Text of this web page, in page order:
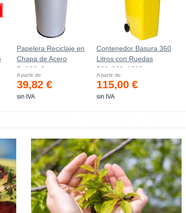
Papelera Reciclaje en
Chapa de Acero
Ref.90-C
A partir de
39,82 €
sin IVA
Contenedor Basura 360
Litros con Ruedas
583x880x1010 mm
A partir de
115,00 €
sin IVA